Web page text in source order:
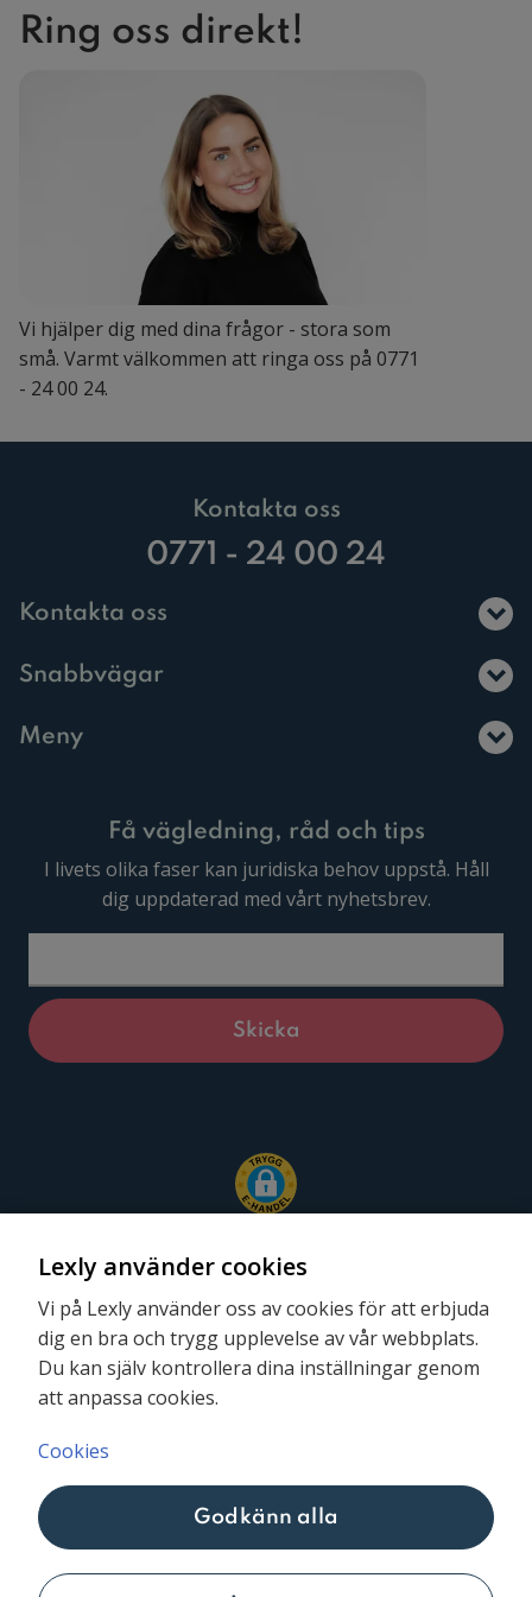
inte känner ska bestämma över dig. Här
kan du läsa om allt som kan vara bra att
Ring oss direkt!
Vi hjälper dig med dina frågor - stora som
små. Varmt välkommen att ringa oss på 0771
- 24 00 24.
Kontakta oss
0771 - 24 00 24
Kontakta oss
Snabbvägar
Meny
Få vägledning, råd och tips
I livets olika faser kan juridiska behov uppstå. Håll
dig uppdaterad med vårt nyhetsbrev.
Följ oss
Lexly använder cookies
Vi på Lexly använder oss av cookies för att erbjuda
dig en bra och trygg upplevelse av vår webbplats.
Du kan själv kontrollera dina inställningar genom
att anpassa cookies.
Cookies
Godkänn alla